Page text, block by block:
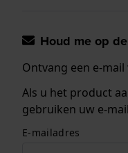
Houd me op
Ontvang een e-
Als u het product
gebruiken uw e-
E-mailadres